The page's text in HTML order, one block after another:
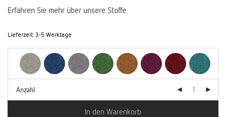
Erfahren Sie mehr über unsere Stoffe
Lieferzeit:3-5 Werktage
Anzahl
In den Warenkorb